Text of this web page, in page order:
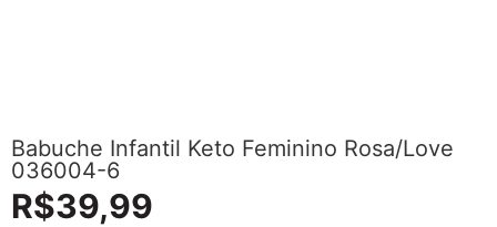
Babuche Infantil Keto Feminino Rosa/Love
036004-6
R$39,99